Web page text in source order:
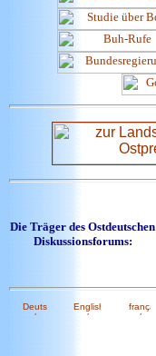
Die Träger des Ostdeutschen
Diskussionsforums: